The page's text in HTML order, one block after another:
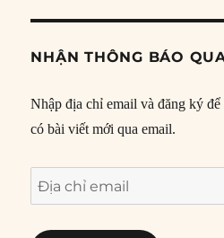
NHẬN THÔNG BÁO
Nhập địa chỉ email và đăng ký
có bài viết mới qua email.
Địa
chỉ
email